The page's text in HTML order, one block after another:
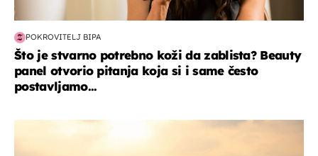
POKROVITELJ BIPA
Što je stvarno potrebno koži da zablista? Beauty
panel otvorio pitanja koja si i same često
postavljamo...